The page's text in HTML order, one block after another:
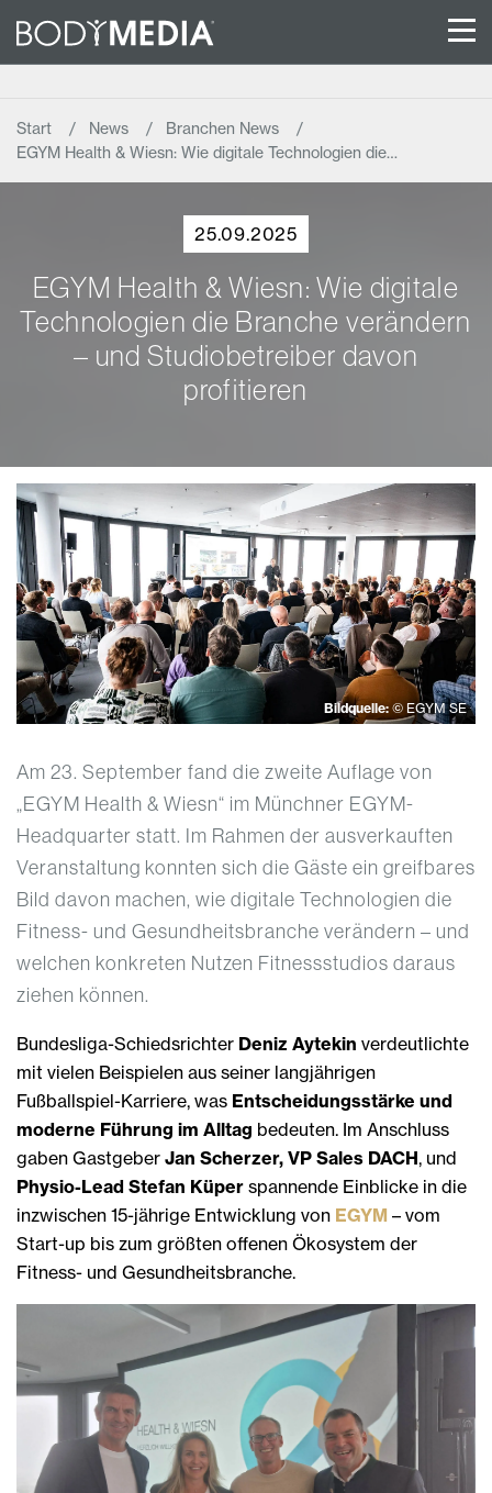
Start News
Branchen News
EGYM Health & Wiesn: Wie digitale Technologien die…
25.09.2025
EGYM Health & Wiesn: Wie digitale
Technologien die Branche verändern
– und Studiobetreiber davon
profitieren
Bildquelle: © EGYM SE
Am 23. September fand die zweite Auflage von
„EGYM Health & Wiesn“ im Münchner EGYM-
Headquarter statt. Im Rahmen der ausverkauften
Veranstaltung konnten sich die Gäste ein greifbares
Bild davon machen, wie digitale Technologien die
Fitness- und Gesundheitsbranche verändern – und
welchen konkreten Nutzen Fitnessstudios daraus
ziehen können.
Bundesliga-Schiedsrichter Deniz Aytekin verdeutlichte
mit vielen Beispielen aus seiner langjährigen
Fußballspiel-Karriere, was Entscheidungsstärke und
moderne Führung im Alltag bedeuten. Im Anschluss
gaben Gastgeber Jan Scherzer, VP Sales DACH, und
Physio-Lead Stefan Küper spannende Einblicke in die
inzwischen 15-jährige Entwicklung von EGYM – vom
Start-up bis zum größten offenen Ökosystem der
Fitness- und Gesundheitsbranche.